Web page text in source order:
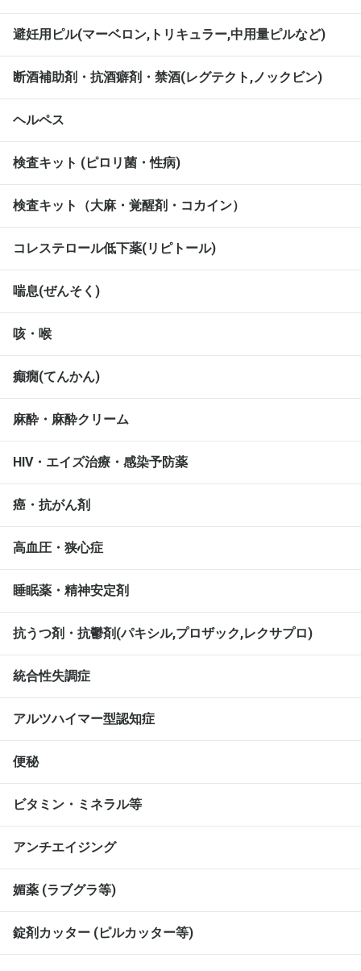
避妊用ピル(マーベロン,トリキュラー,中用量ピルなど)
断酒補助剤・抗酒癖剤・禁酒(レグテクト,ノックビン)
ヘルペス
検査キット (ピロリ菌・性病)
検査キット（大麻・覚醒剤・コカイン）
コレステロール低下薬(リピトール)
喘息(ぜんそく)
咳・喉
癲癇(てんかん)
麻酔・麻酔クリーム
HIV・エイズ治療・感染予防薬
癌・抗がん剤
高血圧・狭心症
睡眠薬・精神安定剤
抗うつ剤・抗鬱剤(パキシル,プロザック,レクサプロ)
統合性失調症
アルツハイマー型認知症
便秘
ビタミン・ミネラル等
アンチエイジング
媚薬 (ラブグラ等)
錠剤カッター (ピルカッター等)